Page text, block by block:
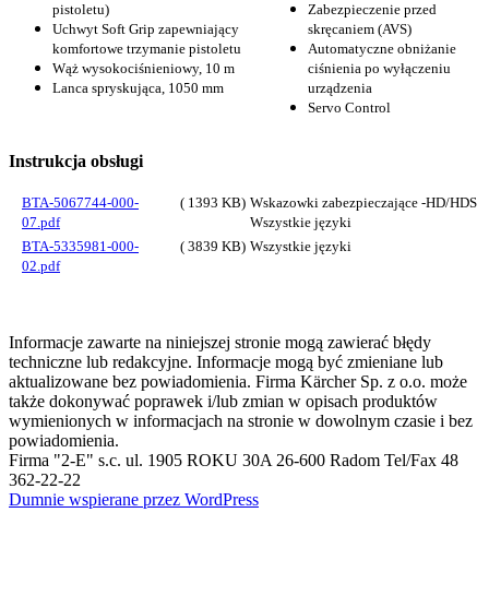
pistoletu)
Uchwyt Soft Grip zapewniający
komfortowe trzymanie pistoletu
Wąż wysokociśnieniowy, 10 m
Lanca spryskująca, 1050 mm
Zabezpieczenie przed
skręcaniem (AVS)
Automatyczne obniżanie
ciśnienia po wyłączeniu
urządzenia
Servo Control
Instrukcja obsługi
BTA-5067744-000-
07.pdf
( 1393 KB) Wskazowki zabezpieczające -HD/HDS
Wszystkie języki
BTA-5335981-000-
02.pdf
( 3839 KB) Wszystkie języki
Informacje zawarte na niniejszej stronie mogą zawierać błędy
techniczne lub redakcyjne. Informacje mogą być zmieniane lub
aktualizowane bez powiadomienia. Firma Kärcher Sp. z o.o. może
także dokonywać poprawek i/lub zmian w opisach produktów
wymienionych w informacjach na stronie w dowolnym czasie i bez
powiadomienia.
Firma "2-E" s.c. ul. 1905 ROKU 30A 26-600 Radom Tel/Fax 48
362-22-22
Dumnie wspierane przez WordPress